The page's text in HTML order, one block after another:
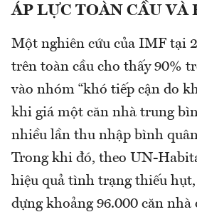
ÁP LỰC TOÀN CẦU VÀ
Một nghiên cứu của IMF tại
trên toàn cầu cho thấy 90%
vào nhóm “khó tiếp cận do
khi giá một căn nhà trung
nhiều lần thu nhập bình
Trong khi đó, theo UN-
hiệu quả tình trạng thiếu
dựng khoảng 96.000 căn nhà